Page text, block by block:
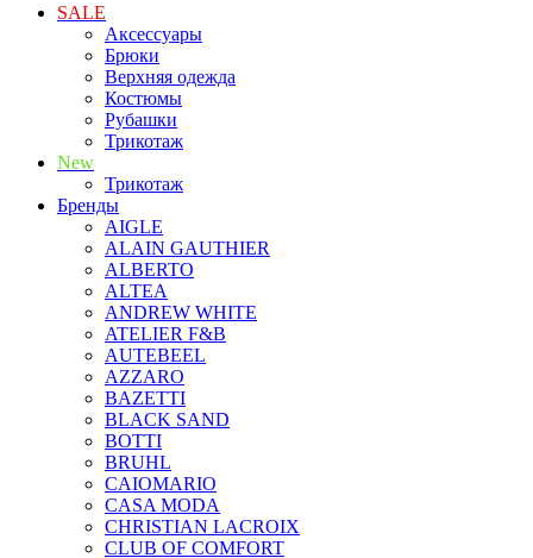
SALE
Аксессуары
Брюки
Верхняя одежда
Костюмы
Рубашки
Трикотаж
New
Трикотаж
Бренды
AIGLE
ALAIN GAUTHIER
ALBERTO
ALTEA
ANDREW WHITE
ATELIER F&B
AUTEBEEL
AZZARO
BAZETTI
BLACK SAND
BOTTI
BRUHL
CAIOMARIO
CASA MODA
CHRISTIAN LACROIX
CLUB OF COMFORT